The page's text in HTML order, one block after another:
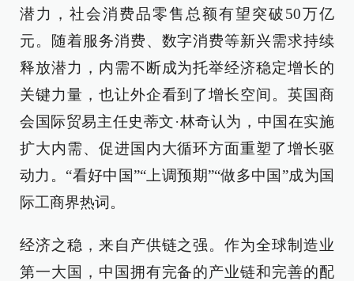
潜力，社会消费品零售总额有望突破50万亿
元。随着服务消费、数字消费等新兴需求持续
释放潜力，内需不断成为托举经济稳定增长的
关键力量，也让外企看到了增长空间。英国商
会国际贸易主任史蒂文·林奇认为，中国在实施
扩大内需、促进国内大循环方面重塑了增长驱
动力。“看好中国”“上调预期”“做多中国”成为国
际工商界热词。
经济之稳，来自产供链之强。作为全球制造业
第一大国，中国拥有完备的产业链和完善的配